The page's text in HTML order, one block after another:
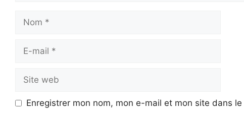
mail
web
Enregistrer mon nom, mon e-mail et mon site dans